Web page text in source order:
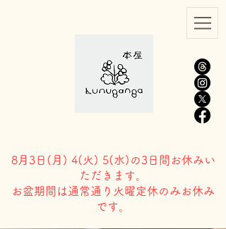
8月3日( 月) 4(火) 5(水)の3日間お休みい
ただきます。
​お盆期間は通常通り火曜定休のみお休み
です。